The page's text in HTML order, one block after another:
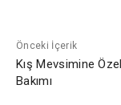
Önceki İçerik
Kış Mevsimine
Bakımı